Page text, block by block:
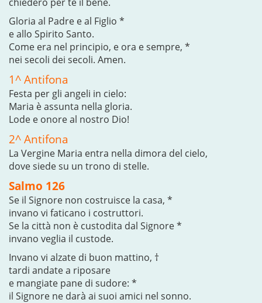
Gloria al Padre e al Figlio *
e allo Spirito Santo.
Come era nel principio, e ora e sempre, *
nei secoli dei secoli. Amen.
1^ Antifona
Festa per gli angeli in cielo:
Maria è assunta nella gloria.
Lode e onore al nostro Dio!
2^ Antifona
La Vergine Maria entra nella dimora del cielo,
dove siede su un trono di stelle.
Salmo 126
Se il Signore non costruisce la casa, *
invano vi faticano i costruttori.
Se la città non è custodita dal Signore *
invano veglia il custode.
Invano vi alzate di buon mattino, †
tardi andate a riposare
e mangiate pane di sudore: *
il Signore ne darà ai suoi amici nel sonno.